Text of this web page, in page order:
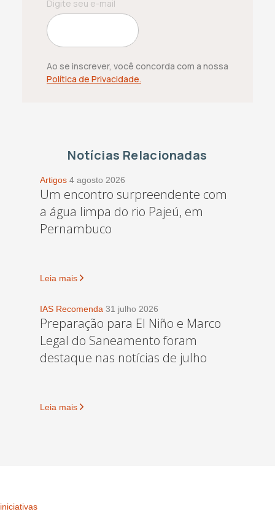
Ao se inscrever, você concorda com a nossa
Política de Privacidade.
Notícias Relacionadas
Artigos 4 agosto 2026
Um encontro surpreendente com
a água limpa do rio Pajeú, em
Pernambuco
Leia mais
IAS Recomenda 31 julho 2026
Preparação para El Niño e Marco
Legal do Saneamento foram
destaque nas notícias de julho
Leia mais
iniciativas